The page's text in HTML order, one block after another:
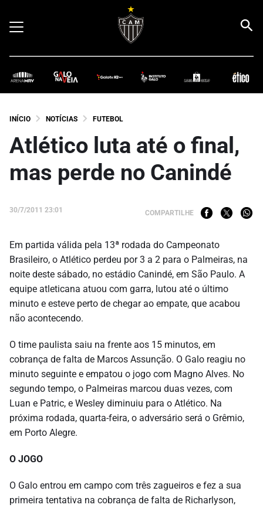
INÍCIO NOTÍCIAS FUTEBOL
Atlético luta até o final,
mas perde no Canindé
30/7/2011 23:01 COMPARTILHE
Em partida válida pela 13ª rodada do Campeonato
Brasileiro, o Atlético perdeu por 3 a 2 para o Palmeiras, na
noite deste sábado, no estádio Canindé, em São Paulo. A
equipe atleticana atuou com garra, lutou até o último
minuto e esteve perto de chegar ao empate, que acabou
não acontecendo.
O time paulista saiu na frente aos 15 minutos, em
cobrança de falta de Marcos Assunção. O Galo reagiu no
minuto seguinte e empatou o jogo com Magno Alves. No
segundo tempo, o Palmeiras marcou duas vezes, com
Luan e Patric, e Wesley diminuiu para o Atlético. Na
próxima rodada, quarta-feira, o adversário será o Grêmio,
em Porto Alegre.
O JOGO
O Galo entrou em campo com três zagueiros e fez a sua
primeira tentativa na cobrança de falta de Richarlyson,